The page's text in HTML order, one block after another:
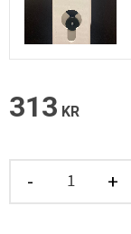
313 KR
+
-